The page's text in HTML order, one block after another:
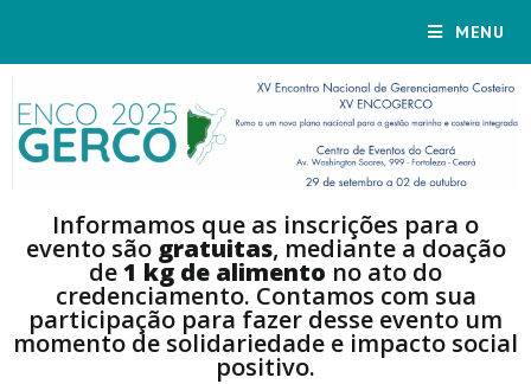
MENU
Informamos que as inscrições para o
evento são gratuitas, mediante a doação
de1 kg de alimento no ato do
credenciamento. Contamos com sua
participação para fazer desse evento um
momento de solidariedade e impacto social
positivo.